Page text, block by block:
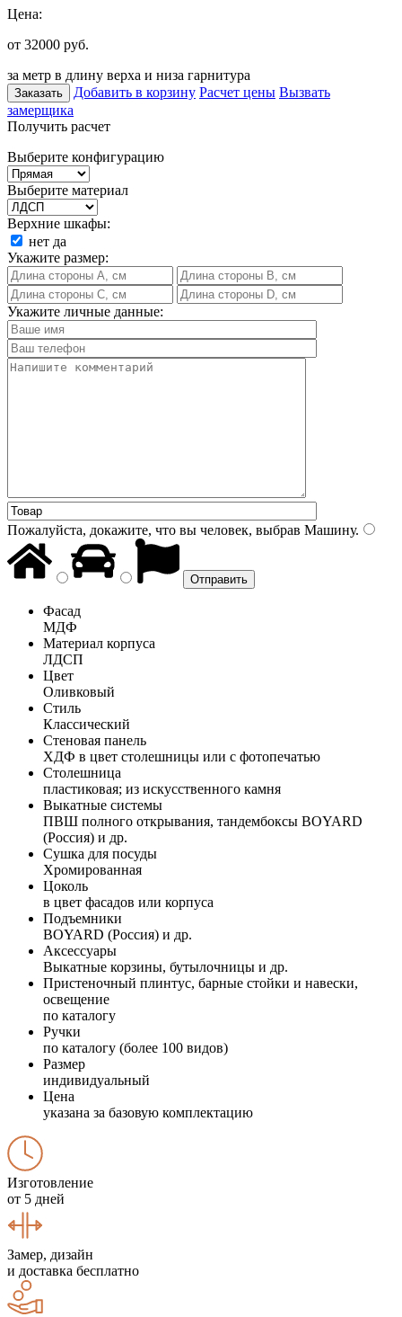
Цена:
от 32000 руб.
за метр в длину верха и низа гарнитура
Заказать Добавить в корзину Расчет цены Вызвать
замерщика
Получить расчет
Выберите конфигурацию
Выберите материал
Верхние шкафы:
нет да
Укажите размер:
Укажите личные данные:
Пожалуйста, докажите, что вы человек, выбрав Машину.
Фасад
МДФ
Материал корпуса
ЛДСП
Цвет
Оливковый
Стиль
Классический
Стеновая панель
ХДФ в цвет столешницы или с фотопечатью
Столешница
пластиковая; из искусственного камня
Выкатные системы
ПВШ полного открывания, тандембоксы BOYARD
(Россия) и др.
Сушка для посуды
Хромированная
Цоколь
в цвет фасадов или корпуса
Подъемники
BOYARD (Россия) и др.
Аксессуары
Выкатные корзины, бутылочницы и др.
Пристеночный плинтус, барные стойки и навески,
освещение
по каталогу
Ручки
по каталогу (более 100 видов)
Размер
индивидуальный
Цена
указана за базовую комплектацию
Изготовление
от 5 дней
Замер, дизайн
и доставка бесплатно